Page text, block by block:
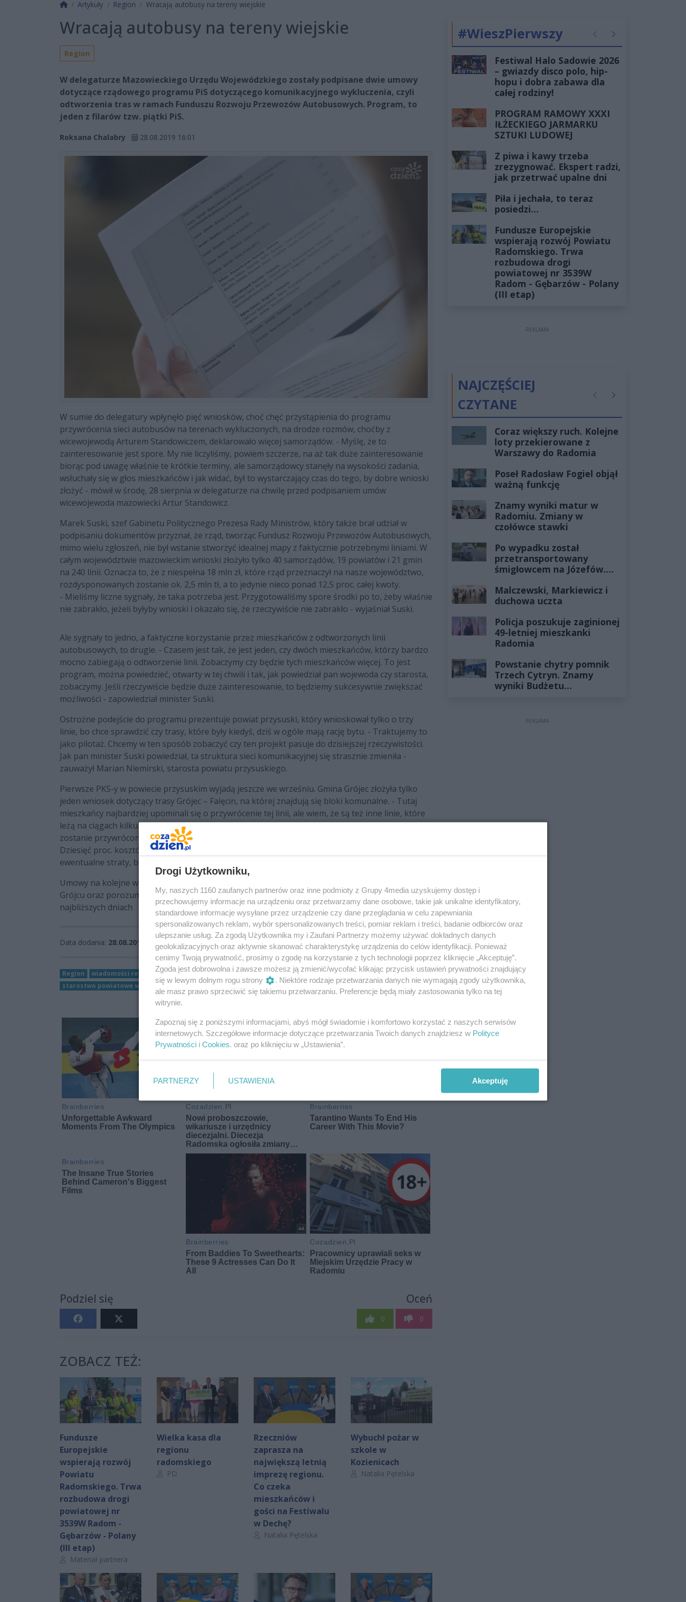
Strona główna
Artykuły Region Wracają autobusy na tereny wiejskie
Wracają autobusy na tereny wiejskie
Region
W delegaturze Mazowieckiego Urzędu Wojewódzkiego zostały podpisane dwie umowy
dotyczące rządowego programu PiS dotyczącego komunikacyjnego wykluczenia, czyli
odtworzenia tras w ramach Funduszu Rozwoju Przewozów Autobusowych. Program, to
jeden z filarów tzw. piątki PiS.
Roksana Chalabry 28.08.2019 16:01
W sumie do delegatury wpłynęło pięć wniosków, choć chęć przystąpienia do programu
przywrócenia sieci autobusów na terenach wykluczonych, na drodze rozmów, choćby z
wicewojewodą Arturem Standowiczem, deklarowało więcej samorządów. - Myślę, że to
zainteresowanie jest spore. My nie liczyliśmy, powiem szczerze, na aż tak duże zainteresowanie
biorąc pod uwagę właśnie te krótkie terminy, ale samorządowcy stanęły na wysokości zadania,
wsłuchały się w głos mieszkańców i jak widać, był to wystarczający czas do tego, by dobre wnioski
złożyć - mówił w środę, 28 sierpnia w delegaturze na chwilę przed podpisaniem umów
wicewojewoda mazowiecki Artur Standowicz.
Marek Suski, szef Gabinetu Politycznego Prezesa Rady Ministrów, który także brał udział w
podpisaniu dokumentów przyznał, że rząd, tworząc Fundusz Rozwoju Przewozów Autobusowych,
mimo wielu zgłoszeń, nie był wstanie stworzyć idealnej mapy z faktycznie potrzebnymi liniami. W
całym województwie mazowieckim wnioski złożyło tylko 40 samorządów, 19 powiatów i 21 gmin
na 240 linii. Oznacza to, że z niespełna 18 mln zł, które rząd przeznaczył na nasze województwo,
rozdysponowanych zostanie ok. 2,5 mln tł, a to jedynie nieco ponad 12,5 proc. całej kwoty.
- Mieliśmy liczne sygnały, że taka potrzeba jest. Przygotowaliśmy spore środki po to, żeby właśnie
nie zabrakło, jeżeli byłyby wnioski i okazało się, że rzeczywiście nie zabrakło - wyjaśniał Suski.
Ale sygnały to jedno, a faktyczne korzystanie przez mieszkańców z odtworzonych linii
autobusowych, to drugie. - Czasem jest tak, że jest jeden, czy dwóch mieszkańców, którzy bardzo
mocno zabiegają o odtworzenie linii. Zobaczymy czy będzie tych mieszkańców więcej. To jest
program, można powiedzieć, otwarty w tej chwili i tak, jak powiedział pan wojewoda czy starosta,
zobaczymy. Jeśli rzeczywiście będzie duże zainteresowanie, to będziemy sukcesywnie zwiększać
możliwości - zapowiedział minister Suski.
Ostrożne podejście do programu prezentuje powiat przysuski, który wnioskował tylko o trzy
linie, bo chce sprawdzić czy trasy, które były kiedyś, dziś w ogóle mają rację bytu. - Traktujemy to
jako pilotaż. Chcemy w ten sposób zobaczyć czy ten projekt pasuje do dzisiejszej rzeczywistości.
Jak pan minister Suski powiedział, ta struktura sieci komunikacyjnej się strasznie zmieniła -
zauważył Marian Niemirski, starosta powiatu przysuskiego.
Pierwsze PKS-y w powiecie przysuskim wyjadą jeszcze we wrześniu. Gmina Grójec złożyła tylko
jeden wniosek dotyczący trasy Grójec – Falęcin, na której znajdują się bloki komunalne. - Tutaj
mieszkańcy najbardziej upominali się o przywrócenie tej linii, ale wiem, że są też inne linie, które
leżą na ciągach kilku gmin. Liczymy na to, że od nowego roku i na tamtych odcinkach zostanie
zostanie przywrócona komunikacja - mówi Dariusz Gwiazda, burmistrz gminy i miasta Grójec. -
Dziesięć proc. kosztów linii pokrywa gmina Grójec, 90 proc. jest z dofinansowania, a jeśli będą
ewentualne straty, bierze to na siebie operator, czyli PKS Grójec.
Umowy na kolejne wnioski (Starostwo Powiatowe w Białobrzegach, Starostwo Powiatowe w
Grójcu oraz porozumienie powiatów białobrzeskiego i grójeckiego) mają zostać podpisane w
najbliższych dniach
Data dodania: 28.08.2019 16:01
Region wiadomości region WieszPierwszy PiS wiadomości Grójec
wiadomości przysucha
starostwo powiatowe w przysusze
Gmina Grójec
Podziel się Oceń
0 0
ZOBACZ TEŻ:
Fundusze
Europejskie
wspierają rozwój
Powiatu
Radomskiego. Trwa
rozbudowa drogi
powiatowej nr
3539W Radom -
Gębarzów - Polany
(III etap)
Autor artykułu:
Materiał partnera
Wielka kasa dla
regionu
radomskiego
Autor artykułu:
PD
Rzeczniów
zaprasza na
największą letnią
imprezę regionu.
Co czeka
mieszkańców i
gości na Festiwalu
w Dechę?
Autor artykułu:
Natalia Pętelska
Wybuchł pożar w
szkole w
Kozienicach
Autor artykułu:
Natalia Pętelska
#WieszPierwszy PoprzednieNastępne
Festiwal Halo Sadowie 2026
– gwiazdy disco polo, hip-
hopu i dobra zabawa dla
całej rodziny!
PROGRAM RAMOWY XXXI
IŁŻECKIEGO JARMARKU
SZTUKI LUDOWEJ
Z piwa i kawy trzeba
zrezygnować. Ekspert radzi,
jak przetrwać upalne dni
Piła i jechała, to teraz
posiedzi…
Fundusze Europejskie
wspierają rozwój Powiatu
Radomskiego. Trwa
rozbudowa drogi
powiatowej nr 3539W
Radom - Gębarzów - Polany
(III etap)
REKLAMA
NAJCZĘŚCIEJ
CZYTANE
PoprzednieNastępne
Coraz większy ruch. Kolejne
loty przekierowane z
Warszawy do Radomia
Poseł Radosław Fogiel objął
ważną funkcję
Znamy wyniki matur w
Radomiu. Zmiany w
czołówce stawki
Po wypadku został
przetransportowany
śmigłowcem na Józefów.
żyłach
Malczewski, Markiewicz i
duchowa uczta
Policja poszukuje zaginionej
49-letniej mieszkanki
Radomia
Powstanie chytry pomnik
Trzech Cytryn. Znamy
wyniki Budżetu
REKLAMA
Drogi Użytkowniku,
My, naszych 1160 zaufanych partnerów oraz inne podmioty z Grupy 4media uzyskujemy dostęp i
przechowujemy informacje na urządzeniu oraz przetwarzamy dane osobowe, takie jak unikalne identyfikatory,
standardowe informacje wysyłane przez urządzenie czy dane przeglądania w celu zapewniania
spersonalizowanych reklam, wybór spersonalizowanych treści, pomiar reklam i treści, badanie odbiorców oraz
ulepszanie usług. Za zgodą Użytkownika my i Zaufani Partnerzy możemy używać dokładnych danych
geolokalizacyjnych oraz aktywnie skanować charakterystykę urządzenia do celów identyfikacji. Ponieważ
cenimy Twoją prywatność, prosimy o zgodę na korzystanie z tych technologii poprzez kliknięcie „Akceptuję”.
Zgoda jest dobrowolna i zawsze możesz ją zmienić/wycofać klikając przycisk ustawień prywatności znajdujący
się w lewym dolnym rogu strony
. Niektóre rodzaje przetwarzania danych nie wymagają zgody użytkownika,
ale masz prawo sprzeciwić się takiemu przetwarzaniu. Preferencje będą miały zastosowania tylko na tej
witrynie.
Zapoznaj się z poniższymi informacjami, abyś mógł świadomie i komfortowo korzystać z naszych serwisów
internetowych. Szczegółowe informacje dotyczące przetwarzania Twoich danych znajdziesz w Polityce
Prywatności i Cookies. oraz po kliknięciu w „Ustawienia”.
PARTNERZY USTAWIENIA Akceptuję